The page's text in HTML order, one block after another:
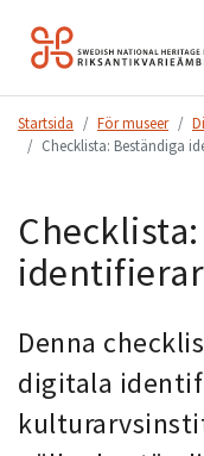
Hoppa
till
Startsida För museer
Checklista: Beständiga
Denna
digitala